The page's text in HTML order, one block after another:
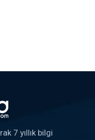
7 yıllık bilgi